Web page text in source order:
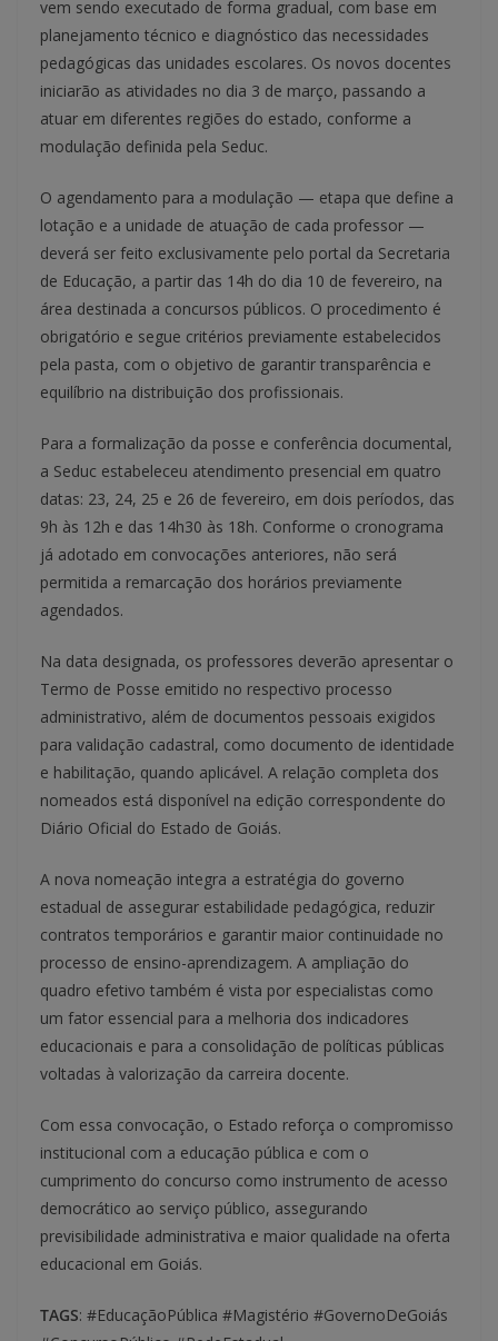
vem sendo executado de forma gradual, com base em
planejamento técnico e diagnóstico das necessidades
pedagógicas das unidades escolares. Os novos docentes
iniciarão as atividades no dia 3 de março, passando a
atuar em diferentes regiões do estado, conforme a
modulação definida pela Seduc.
O agendamento para a modulação — etapa que define a
lotação e a unidade de atuação de cada professor —
deverá ser feito exclusivamente pelo portal da Secretaria
de Educação, a partir das 14h do dia 10 de fevereiro, na
área destinada a concursos públicos. O procedimento é
obrigatório e segue critérios previamente estabelecidos
pela pasta, com o objetivo de garantir transparência e
equilíbrio na distribuição dos profissionais.
Para a formalização da posse e conferência documental,
a Seduc estabeleceu atendimento presencial em quatro
datas: 23, 24, 25 e 26 de fevereiro, em dois períodos, das
9h às 12h e das 14h30 às 18h. Conforme o cronograma
já adotado em convocações anteriores, não será
permitida a remarcação dos horários previamente
agendados.
Na data designada, os professores deverão apresentar o
Termo de Posse emitido no respectivo processo
administrativo, além de documentos pessoais exigidos
para validação cadastral, como documento de identidade
e habilitação, quando aplicável. A relação completa dos
nomeados está disponível na edição correspondente do
Diário Oficial do Estado de Goiás.
A nova nomeação integra a estratégia do governo
estadual de assegurar estabilidade pedagógica, reduzir
contratos temporários e garantir maior continuidade no
processo de ensino-aprendizagem. A ampliação do
quadro efetivo também é vista por especialistas como
um fator essencial para a melhoria dos indicadores
educacionais e para a consolidação de políticas públicas
voltadas à valorização da carreira docente.
Com essa convocação, o Estado reforça o compromisso
institucional com a educação pública e com o
cumprimento do concurso como instrumento de acesso
democrático ao serviço público, assegurando
previsibilidade administrativa e maior qualidade na oferta
educacional em Goiás.
TAGS: #EducaçãoPública #Magistério #GovernoDeGoiás